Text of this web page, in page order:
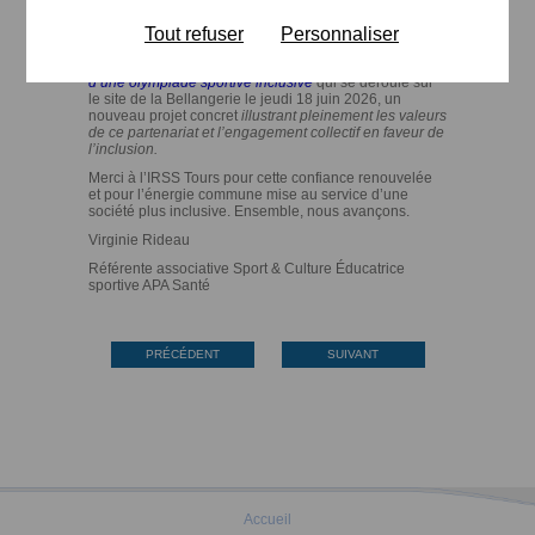
manifestations inclusives.
d’une olympiade sportive inclusivequi se déroule sur
le site de la Bellangerie le jeudi 18 juin 2026, un
nouveau projet concret illustrant pleinement les valeurs
de ce partenariat et l’engagement collectif en faveur de
l’inclusion.
Merci à l’IRSS Tours pour cette confiance renouvelée
et pour l’énergie commune mise au service d’une
société plus inclusive. Ensemble, nous avançons.
Virginie Rideau
Référente associative Sport & Culture Éducatrice
sportive APA Santé
PRÉCÉDENT SUIVANT
Accueil
Tout refuser Personnaliser